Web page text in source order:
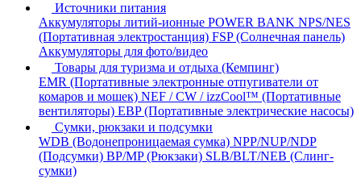
Источники питания
Аккумуляторы литий-ионные POWER BANK NPS/NES
(Портативная электростанция) FSP (Солнечная панель)
Аккумуляторы для фото/видео
Товары для туризма и отдыха (Кемпинг)
EMR (Портативные электронные отпугиватели от
комаров и мошек) NEF / CW / izzCool™ (Портативные
вентиляторы) EBP (Портативные электрические насосы)
Сумки, рюкзаки и подсумки
WDB (Водонепроницаемая сумка) NPP/NUP/NDP
(Подсумки) BP/MP (Рюкзаки) SLB/BLT/NEB (Слинг-
сумки)